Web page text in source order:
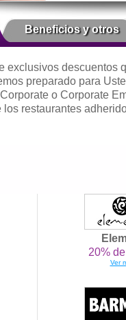
Beneficios y otros
exclusivos descuentos
preparado para
o Corporate
restaurantes
20%
Ver